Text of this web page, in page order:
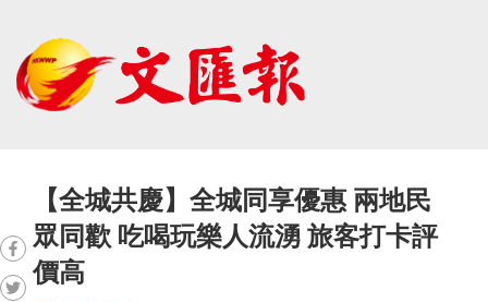
【全城共慶】全城同享優惠 兩地民
眾同歡 吃喝玩樂人流湧 旅客打卡評
價高